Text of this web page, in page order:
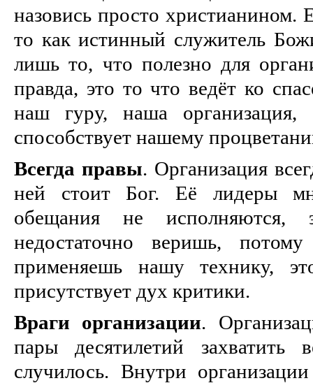
назовись просто христианином.
то как истинный служитель
лишь то, что полезно для
правда, это то что ведёт ко
наш гуру, наша
способствует нашему
Всегда правы. Организация
ней стоит Бог. Её лидеры
обещания не
недостаточно веришь,
применяешь нашу технику,
присутствует дух критики.
Враги организации.
пары десятилетий
случилось. Внутри